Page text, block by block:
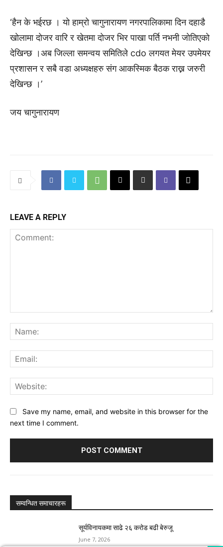
‘हैन के भईरछ । याे हाम्रो चागुनारायण नगरपालिकामा दिन दहाडै
खाेलामा दाेजर वारि र खेतमा दाेजर भिर पाखा पर्ति नभनी जाेतिएकाे
देखिन्छ ।अब जिल्ला समन्वय समितिले cdo लगयत मेयर उपमेयर
प्रशासन र सबै वडा अध्यक्षहरु संग आकस्मिक बैठक राख्न जरुरी
देखिन्छ ।’
जय चागुनारायण
LEAVE A REPLY
Save my name, email, and website in this browser for the
next time I comment.
सम्वन्धित समाचारहरू
सूर्यविनायकमा साढे २६ करोड बढी बेरुजू
June 7, 2026